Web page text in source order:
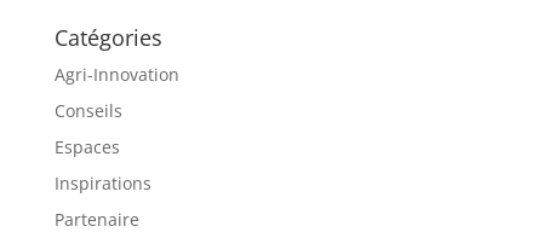
Catégories
Agri-Innovation
Conseils
Espaces
Inspirations
Partenaire